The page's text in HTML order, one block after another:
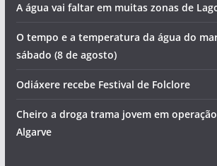
A água vai faltar em muitas zonas de
O tempo e a temperatura da água do
sábado (8 de agosto)
Odiáxere recebe Festival de Folclore
Cheiro a droga trama jovem em
Algarve